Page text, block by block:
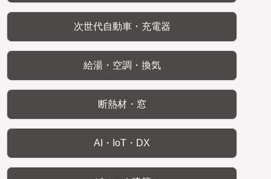
次世代自動車・充電器
給湯・空調・換気
断熱材・窓
AI・IoT・DX